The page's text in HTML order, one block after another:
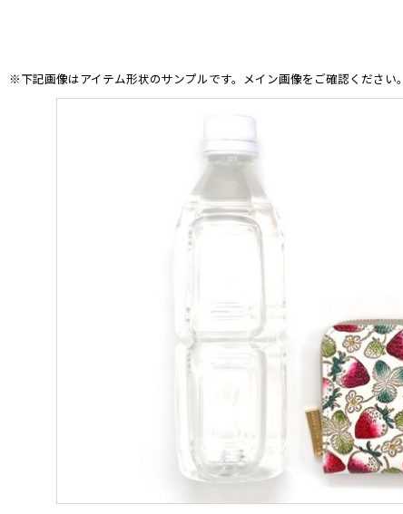
※下記画像はアイテム形状のサンプルです。メイン画像をご確認ください。